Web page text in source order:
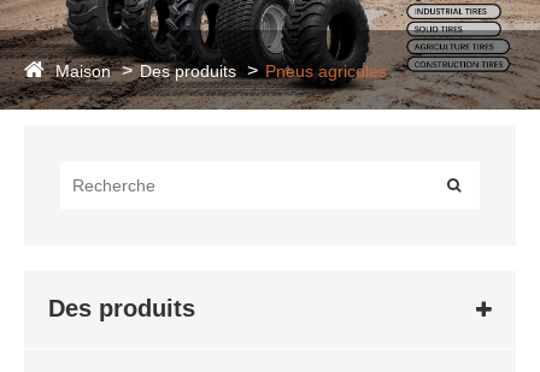
Maison Des produits Pneus agricoles
Des produits